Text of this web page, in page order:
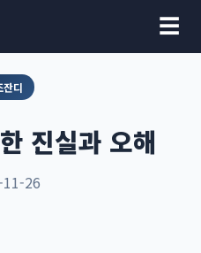
☰
잔디
진실과 오해
26